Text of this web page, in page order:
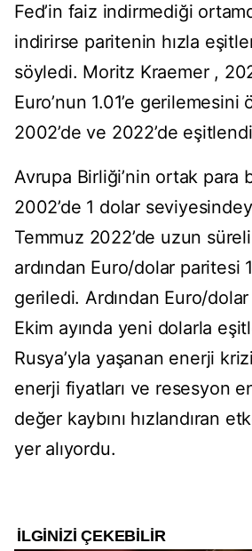
Fed’in faiz indirmediği
indirirse paritenin hızla
söyledi. Moritz Kraemer ,
Euro’nun 1.01’e gerilemesini
2002’de ve 2022’de eşitlendi
Avrupa Birliği’nin ortak para
2002’de 1 dolar
Temmuz 2022’de uzun
ardından Euro/dolar paritesi
geriledi. Ardından Euro/
Ekim ayında yeni dolarla
Rusya’yla yaşanan enerji
enerji fiyatları ve resesyon
değer kaybını hızlandıran
yer alıyordu.